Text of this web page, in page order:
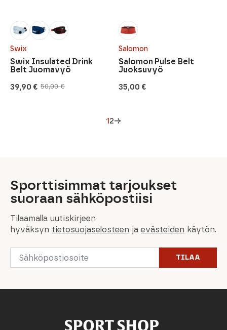
Swix
50,00€
Alkuperäinen
39,90 €
Nykyinen
Swix Insulated Drink
Belt Juomavyö
Salomon
35,00 €
Salomon Pulse Belt
Juoksuvyö
12→
Sporttisimmat tarjoukset
suoraan sähköpostiisi
Tilaamalla uutiskirjeen
hyväksyn tietosuojaselosteen jaevästeiden käytön.
Email
TILAA